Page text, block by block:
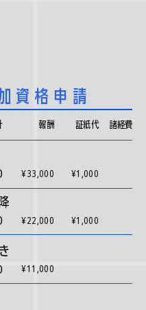
資格申請
​報酬 証紙代 ​諸経費
¥33,000 ¥1,000
¥22,000 ¥1,000
¥11,000